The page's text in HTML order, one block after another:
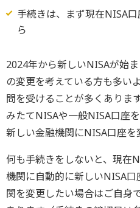
手続きは、まず現在NISA
ら
2024年から新しいNISAが始
の変更を考えている方も多い
問を受けることが多くありま
みたてNISAや一般NISA口座
新しい金融機関にNISA口座を
何も手続きをしないと、現在
機関に自動的に新しいNISA
関を変更したい場合はご自身